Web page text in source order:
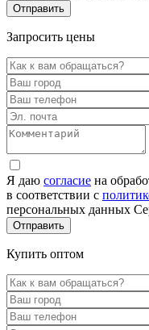
Запросить цены
Я даю согласие на
в соответствии с
персональных данных
Купить оптом